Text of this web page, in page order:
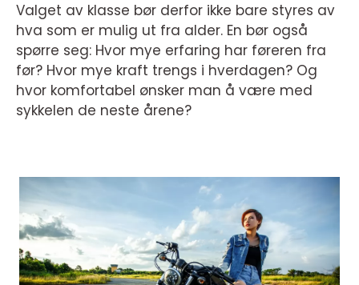
Valget av klasse bør derfor ikke bare styres av
hva som er mulig ut fra alder. En bør også
spørre seg: Hvor mye erfaring har føreren fra
før? Hvor mye kraft trengs i hverdagen? Og
hvor komfortabel ønsker man å være med
sykkelen de neste årene?